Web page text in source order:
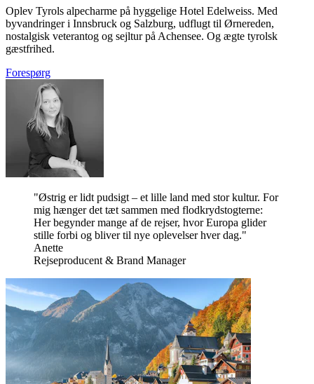
Oplev Tyrols alpecharme på hyggelige Hotel Edelweiss. Med
byvandringer i Innsbruck og Salzburg, udflugt til Ørnereden,
nostalgisk veterantog og sejltur på Achensee. Og ægte tyrolsk
gæstfrihed.
Forespørg
"Østrig er lidt pudsigt – et lille land med stor kultur. For
mig hænger det tæt sammen med flodkrydstogterne:
Her begynder mange af de rejser, hvor Europa glider
stille forbi og bliver til nye oplevelser hver dag."
Anette
Rejseproducent & Brand Manager